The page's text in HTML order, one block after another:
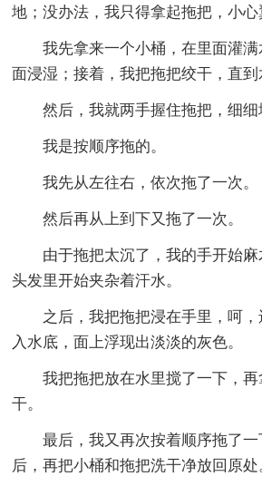
地；没办法，我只得拿起拖把，小心
我先拿来一个小桶，在里面灌满
面浸湿；接着，我把拖把绞干，直到
然后，我就两手握住拖把，细细
我是按顺序拖的。
我先从左往右，依次拖了一次。
然后再从上到下又拖了一次。
由于拖把太沉了，我的手开始麻
头发里开始夹杂着汗水。
之后，我把拖把浸在手里，呵，
入水底，面上浮现出淡淡的灰色。
我把拖把放在水里搅了一下，再
干。
最后，我又再次按着顺序拖了一
后，再把小桶和拖把洗干净放回原处